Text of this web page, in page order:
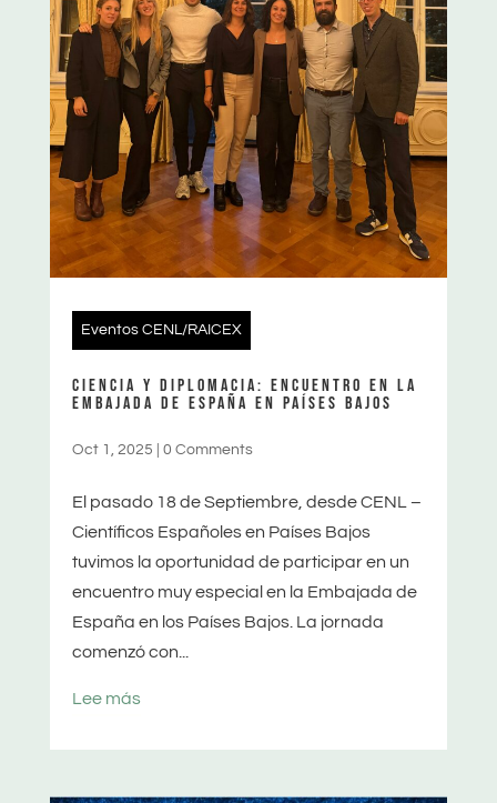
Eventos CENL/RAICEX
CIENCIA Y DIPLOMACIA: ENCUENTRO EN LA
EMBAJADA DE ESPAÑA EN PAÍSES BAJOS
Oct 1, 2025 0 Comments
El pasado 18 de Septiembre, desde CENL –
Científicos Españoles en Países Bajos
tuvimos la oportunidad de participar en un
encuentro muy especial en la Embajada de
España en los Países Bajos. La jornada
comenzó con...
Lee más